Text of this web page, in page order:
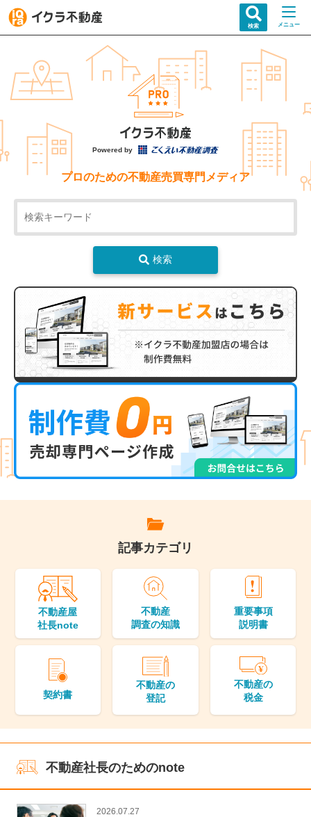
検索 メニュー
Powered by
プロのための不動産売買専門メディア
検索
記事カテゴリ
不動産屋
社長note
不動産
調査の知識
重要事項
説明書
契約書
不動産の
登記
不動産の
税金
不動産社長のためのnote
2026.07.27